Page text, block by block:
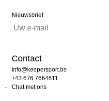
Nieuwsbrief
Contact
info@keepersport.be
+43 676 7664611
Chat met ons